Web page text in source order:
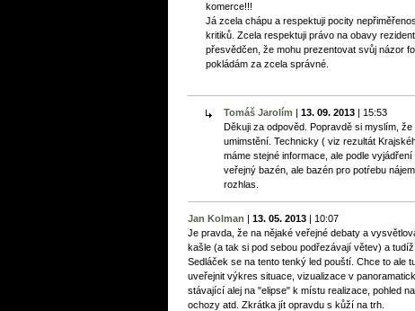
komerce!!!
Já zcela chápu a respektuji pocity
kritiků. Zcela respektuji právo na obavy
přesvědčen, že mohu prezentovat svůj názor
pokládám za zcela správné.
Tomáš Jarolím | 13. 09. 2013 | 15:53
Děkuji za odpověd. Popravdě si myslím,
umimstění. Technicky ( viz rezultát
máme stejné informace, ale podle
veřejný bazén, ale bazén pro potŕebu
rozhlas.
Jan Kolman | 13. 05. 2013 | 10:07
Je pravda, že na nějaké veřejné debaty a
kašle (a tak si pod sebou podřezávají větev) a
Sedláček se na tento tenký led pouští. Chce to ale
uveřejnit výkres situace, vizualizace v
stávající alej na "elipse" k místu realizace, pohled
ochozy atd. Zkrátka jít opravdu s kůží na trh.